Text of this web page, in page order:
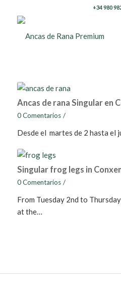
+34 980
Ancas de rana Singular en
0 Comentarios /
Desde el martes de 2 hasta el
Singular frog legs in
0 Comentarios /
From Tuesday 2nd to
at the…